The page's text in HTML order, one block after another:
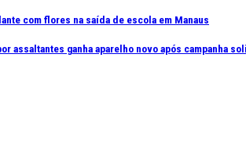
com flores na saída de escola em Manaus
assaltantes ganha aparelho novo após campanha